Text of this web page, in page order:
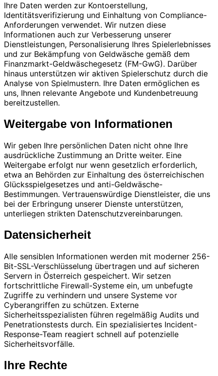
Ihre Daten werden zur Kontoerstellung,
Identitätsverifizierung und Einhaltung von Compliance-
Anforderungen verwendet. Wir nutzen diese
Informationen auch zur Verbesserung unserer
Dienstleistungen, Personalisierung Ihres Spielerlebnisses
und zur Bekämpfung von Geldwäsche gemäß dem
Finanzmarkt-Geldwäschegesetz (FM-GwG). Darüber
hinaus unterstützen wir aktiven Spielerschutz durch die
Analyse von Spielmustern. Ihre Daten ermöglichen es
uns, Ihnen relevante Angebote und Kundenbetreuung
bereitzustellen.
Weitergabe von Informationen
Wir geben Ihre persönlichen Daten nicht ohne Ihre
ausdrückliche Zustimmung an Dritte weiter. Eine
Weitergabe erfolgt nur wenn gesetzlich erforderlich,
etwa an Behörden zur Einhaltung des österreichischen
Glücksspielgesetzes und anti-Geldwäsche-
Bestimmungen. Vertrauenswürdige Dienstleister, die uns
bei der Erbringung unserer Dienste unterstützen,
unterliegen strikten Datenschutzvereinbarungen.
Datensicherheit
Alle sensiblen Informationen werden mit moderner 256-
Bit-SSL-Verschlüsselung übertragen und auf sicheren
Servern in Österreich gespeichert. Wir setzen
fortschrittliche Firewall-Systeme ein, um unbefugte
Zugriffe zu verhindern und unsere Systeme vor
Cyberangriffen zu schützen. Externe
Sicherheitsspezialisten führen regelmäßig Audits und
Penetrationstests durch. Ein spezialisiertes Incident-
Response-Team reagiert schnell auf potenzielle
Sicherheitsvorfälle.
Ihre Rechte